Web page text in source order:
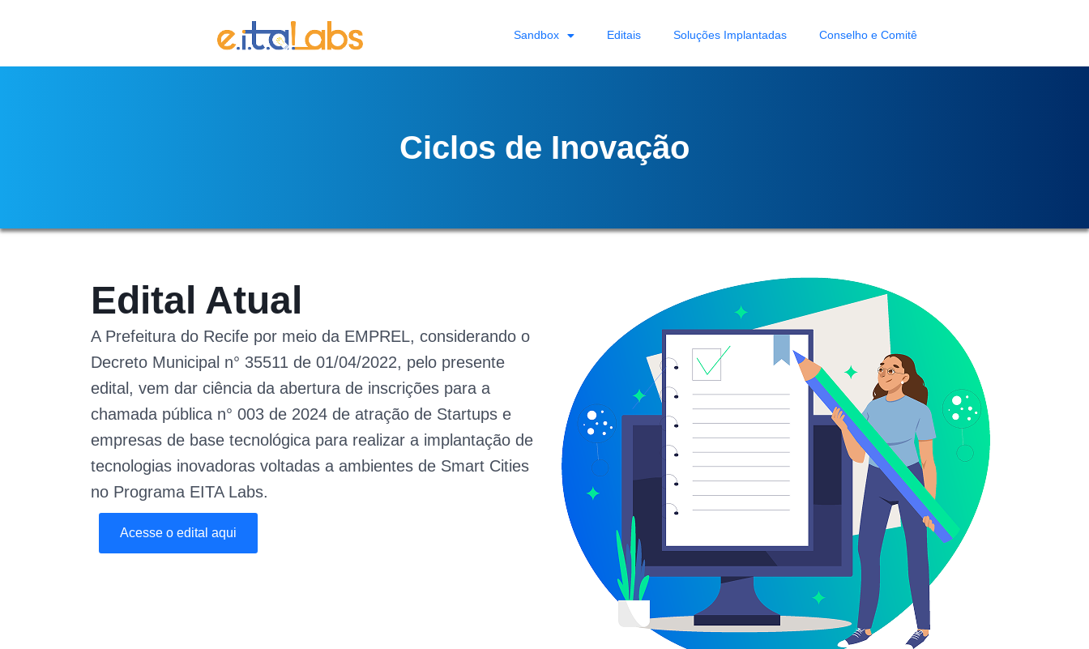
Sandbox Editais Soluções Implantadas Conselho e Comitê
Ciclos de Inovação
Edital Atual
A Prefeitura do Recife por meio da EMPREL, considerando o
Decreto Municipal n° 35511 de 01/04/2022, pelo presente
edital, vem dar ciência da abertura de inscrições para a
chamada pública n° 003 de 2024 de atração de Startups e
empresas de base tecnológica para realizar a implantação de
tecnologias inovadoras voltadas a ambientes de Smart Cities
no Programa EITA Labs.
Acesse o edital aqui